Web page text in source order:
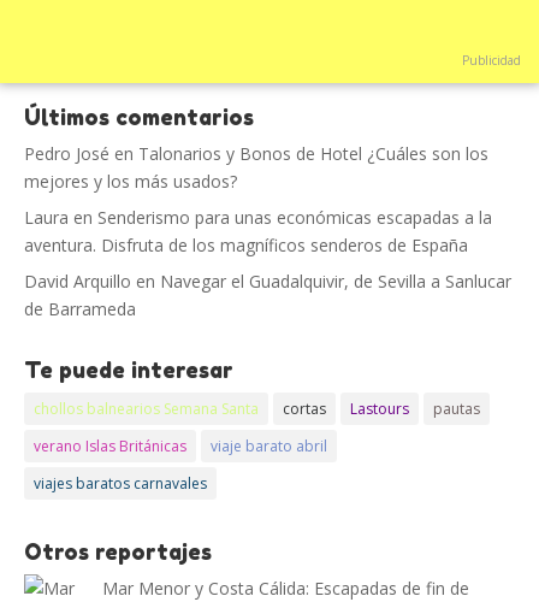
Publicidad
Últimos comentarios
Pedro José en Talonarios y Bonos de Hotel ¿Cuáles son los
mejores y los más usados?
Laura en Senderismo para unas económicas escapadas a la
aventura. Disfruta de los magníficos senderos de España
David Arquillo en Navegar el Guadalquivir, de Sevilla a Sanlucar
de Barrameda
Te puede interesar
chollos balnearios Semana Santa cortas Lastours
pautas
verano Islas Británicas
viaje barato abril
viajes baratos carnavales
Otros reportajes
Mar Menor y Costa Cálida: Escapadas de fin de